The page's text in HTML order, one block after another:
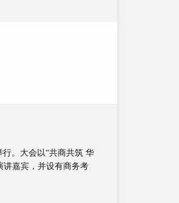
。大会以“共商共筑 华
讲嘉宾，并设有商务考